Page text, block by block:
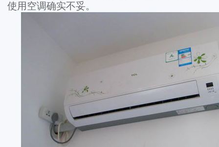
使用空调确实不妥。